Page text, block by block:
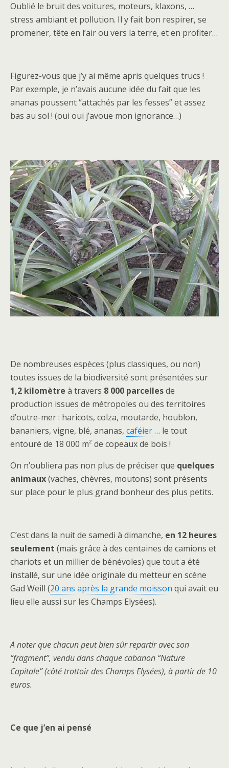
Oublié le bruit des voitures, moteurs, klaxons, …
stress ambiant et pollution. Il y fait bon respirer, se
promener, tête en l’air ou vers la terre, et en profiter…
Figurez-vous que j’y ai même apris quelques trucs !
Par exemple, je n’avais aucune idée du fait que les
ananas poussent “attachés par les fesses” et assez
bas au sol ! (oui oui j’avoue mon ignorance…)
De nombreuses espèces (plus classiques, ou non)
toutes issues de la biodiversité sont présentées sur
1,2 kilomètre à travers 8 000 parcellesde
production issues de métropoles ou des territoires
d’outre-mer : haricots, colza, moutarde, houblon,
bananiers, vigne, blé, ananas, caféier… le tout
entouré de 18 000 m² de copeaux de bois !
On n’oubliera pas non plus de préciser que quelques
animaux(vaches, chèvres, moutons) sont présents
sur place pour le plus grand bonheur des plus petits.
C’est dans la nuit de samedi à dimanche, en 12 heures
seulement (mais grâce à des centaines de camions et
chariots et un millier de bénévoles) que tout a été
installé, sur une idée originale du metteur en scène
Gad Weill (20 ans après la grande moisson qui avait eu
lieu elle aussi sur les Champs Elysées).
A noter que chacun peut bien sûr repartir avec son
“fragment”, vendu dans chaque cabanon “Nature
Capitale” (côté trottoir des Champs Elysées), à partir de 10
euros.
Ce que j’en ai pensé